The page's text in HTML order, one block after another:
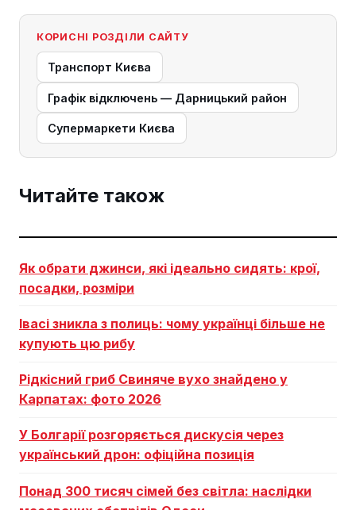
КОРИСНІ РОЗДІЛИ САЙТУ
Транспорт Києва
Графік відключень — Дарницький район
Супермаркети Києва
Читайте також
Як обрати джинси, які ідеально сидять: крої,
посадки, розміри
Івасі зникла з полиць: чому українці більше не
купують цю рибу
Рідкісний гриб Свиняче вухо знайдено у
Карпатах: фото 2026
У Болгарії розгоряється дискусія через
український дрон: офіційна позиція
Понад 300 тисяч сімей без світла: наслідки